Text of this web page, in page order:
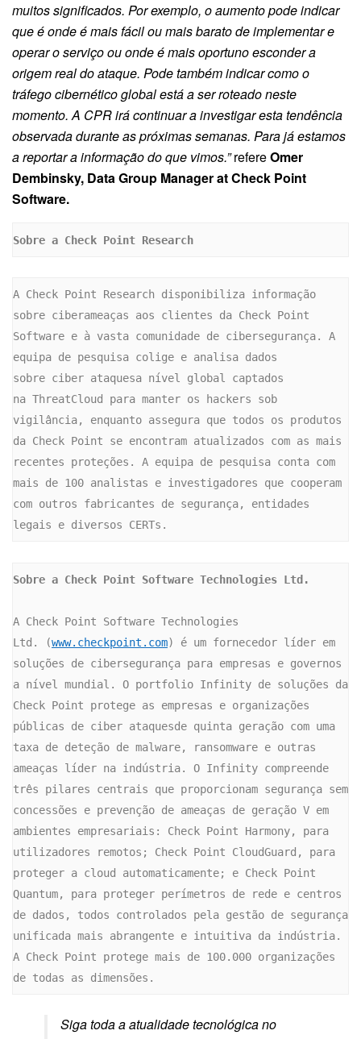
muitos significados. Por exemplo, o aumento pode indicar
que é onde é mais fácil ou mais barato de implementar e
operar o serviço ou onde é mais oportuno esconder a
origem real do ataque. Pode também indicar como o
tráfego cibernético global está a ser roteado neste
momento. A CPR irá continuar a investigar esta tendência
observada durante as próximas semanas. Para já estamos
a reportar a informação do que vimos.”refereOmer
Dembinsky, Data Group Manager at Check Point
Software.
Sobre a Check Point Research
A Check Point Research disponibiliza informação
sobre ciberameaças aos clientes da Check Point
Software e à vasta comunidade de cibersegurança. A
equipa de pesquisa colige e analisa dados
sobre ciber ataquesa nível global captados
na ThreatCloud para manter os hackers sob
vigilância, enquanto assegura que todos os produtos
da Check Point se encontram atualizados com as mais
recentes proteções. A equipa de pesquisa conta com
mais de 100 analistas e investigadores que cooperam
com outros fabricantes de segurança, entidades
legais e diversos CERTs.
Sobre a Check Point Software Technologies Ltd.
A Check Point Software Technologies
Ltd. (www.checkpoint.com) é um fornecedor líder em
soluções de cibersegurança para empresas e governos
a nível mundial. O portfolio Infinity de soluções da
Check Point protege as empresas e organizações
públicas de ciber ataquesde quinta geração com uma
taxa de deteção de malware, ransomware e outras
ameaças líder na indústria. O Infinity compreende
três pilares centrais que proporcionam segurança sem
concessões e prevenção de ameaças de geração V em
ambientes empresariais: Check Point Harmony, para
utilizadores remotos; Check Point CloudGuard, para
proteger a cloud automaticamente; e Check Point
Quantum, para proteger perímetros de rede e centros
de dados, todos controlados pela gestão de segurança
unificada mais abrangente e intuitiva da indústria.
A Check Point protege mais de 100.000 organizações
de todas as dimensões.
Siga toda a atualidade tecnológica no